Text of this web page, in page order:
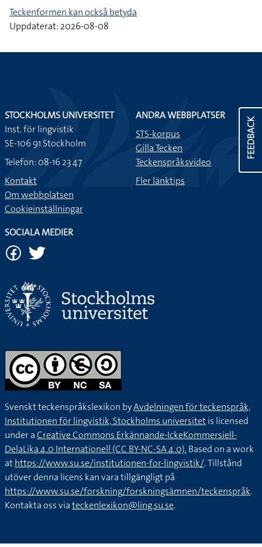
Teckenformen kan också betyda
Uppdaterat: 2026-08-08
FEEDBACK
STOCKHOLMS UNIVERSITET
Inst. för lingvistik
SE-106 91 Stockholm
Telefon: 08-16 23 47
Kontakt
Om webbplatsen
Cookieinställningar
ANDRA WEBBPLATSER
STS-korpus
Gilla Tecken
Teckenspråksvideo
Fler länktips
SOCIALA MEDIER
Svenskt teckenspråkslexikon byAvdelningen för teckenspråk,
Institutionen för lingvistik, Stockholms universitetis licensed
under aCreative Commons Erkännande-IckeKommersiell-
DelaLika 4.0 Internationell (CC BY-NC-SA 4.0).Based on a work
athttps://www.su.se/institutionen-for-lingvistik/. Tillstånd
utöver denna licens kan vara tillgängligt på
https://www.su.se/forskning/forskningsämnen/teckenspråk.
Kontakta oss viateckenlexikon@ling.su.se.